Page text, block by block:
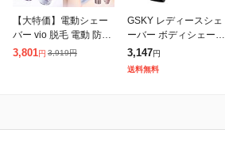
【大特価】電動シェー
バー vio 脱毛 電動 防水
アンダーヘア 女性用 全
3,801円 3,919円
GSKY レディースシェ
ーバー ボディシェーバ
ー ヒゲトリマー 1台2役
USB充電式 敏感肌 全身
防水 お風呂 顔 VIO
3,147円
送料無料